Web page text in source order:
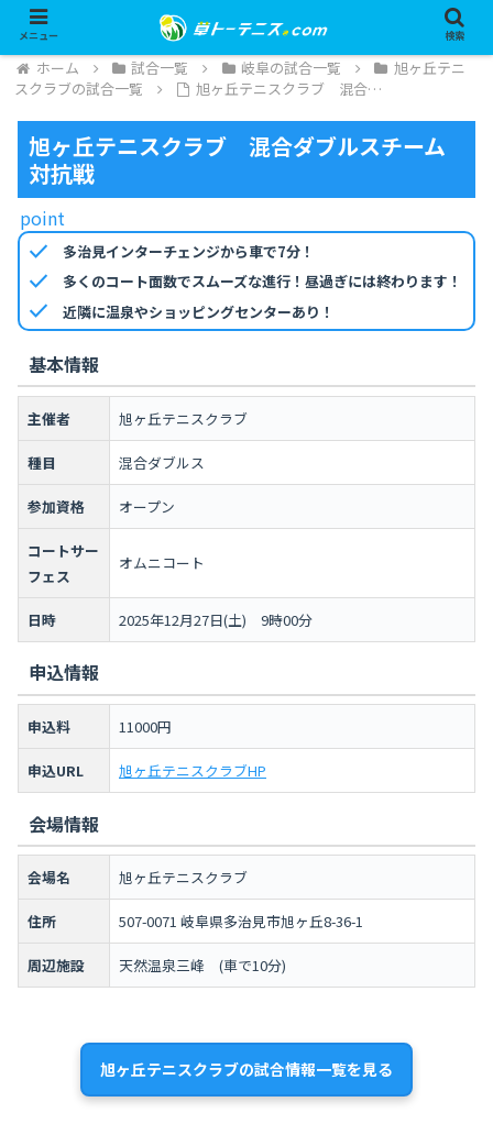
ホーム 試合一覧 岐阜の試合一覧
旭ヶ丘テニ
スクラブの試合一覧
旭ヶ丘テニスクラブ 混合…
旭ヶ丘テニスクラブ 混合ダブルスチーム
対抗戦
point
check 多治見インターチェンジから車で7分！
check 多くのコート面数でスムーズな進行！昼過ぎには終わります！
check 近隣に温泉やショッピングセンターあり！
基本情報
主催者 旭ヶ丘テニスクラブ
種目 混合ダブルス
参加資格 オープン
コートサー
フェス
オムニコート
日時 2025年12月27日(土) 9時00分
申込情報
申込料 11000円
申込URL 旭ヶ丘テニスクラブHP
会場情報
会場名 旭ヶ丘テニスクラブ
住所 507-0071 岐阜県多治見市旭ヶ丘8-36-1
周辺施設 天然温泉三峰 (車で10分)
旭ヶ丘テニスクラブの試合情報一覧を見る
メニュー 検索